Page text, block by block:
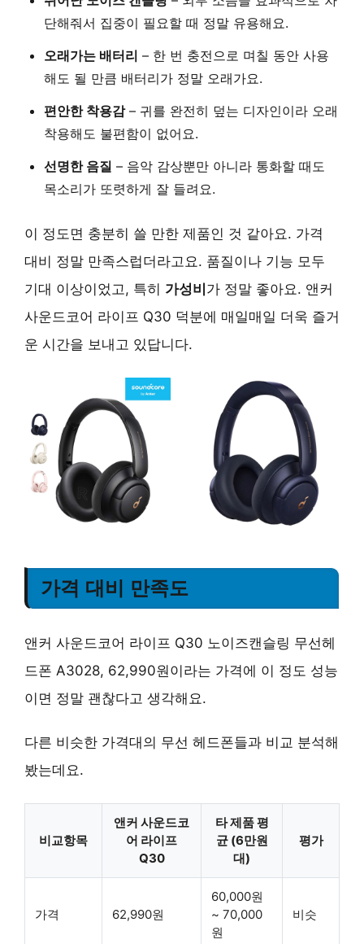
단해줘서 집중이 필요할 때 정말 유용해요.
오래가는 배터리 – 한 번 충전으로 며칠 동안 사용
해도 될 만큼 배터리가 정말 오래가요.
편안한 착용감– 귀를 완전히 덮는 디자인이라 오래
착용해도 불편함이 없어요.
선명한 음질 – 음악 감상뿐만 아니라 통화할 때도
목소리가 또렷하게 잘 들려요.
이 정도면 충분히 쓸 만한 제품인 것 같아요. 가격
대비 정말 만족스럽더라고요. 품질이나 기능 모두
기대 이상이었고, 특히 가성비가 정말 좋아요. 앤커
사운드코어 라이프 Q30 덕분에 매일매일 더욱 즐거
운 시간을 보내고 있답니다.
가격 대비 만족도
앤커 사운드코어 라이프 Q30 노이즈캔슬링 무선헤
드폰 A3028, 62,990원이라는 가격에 이 정도 성능
이면 정말 괜찮다고 생각해요.
다른 비슷한 가격대의 무선 헤드폰들과 비교 분석해
봤는데요.
비교항목
앤커 사운드코
어 라이프
Q30
타 제품 평
균 (6만원
대)
평가
가격 62,990원
60,000원
~ 70,000
원
비슷